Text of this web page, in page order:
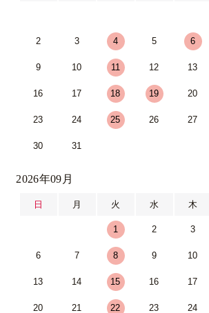
2 3 4 5 6
9 10 11 12 13
16 17 18 19 20
23 24 25 26 27
30 31
2026年09月
日 月 火 水 木
1 2 3
6 7 8 9 10
13 14 15 16 17
20 21 22 23 24